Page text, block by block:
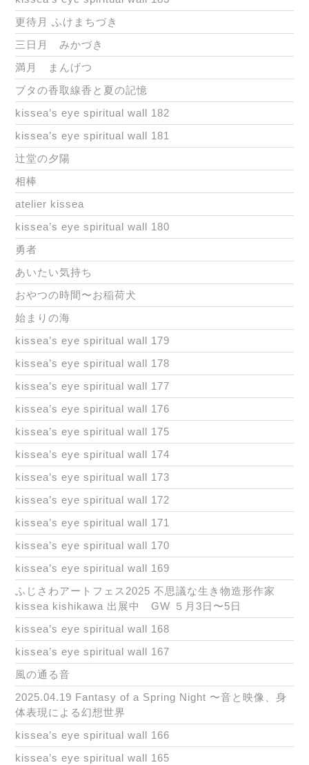
更待月 ふけまちづき
三日月 みかづき
満月 まんげつ
ブタの香取線香と夏の記憶
kissea’s eye spiritual wall 182
kissea’s eye spiritual wall 181
辻堂の夕陽
相棒
atelier kissea
kissea’s eye spiritual wall 180
勇者
あいたい気持ち
おやつの時間〜お稲荷犬
始まりの海
kissea’s eye spiritual wall 179
kissea’s eye spiritual wall 178
kissea’s eye spiritual wall 177
kissea’s eye spiritual wall 176
kissea’s eye spiritual wall 175
kissea’s eye spiritual wall 174
kissea’s eye spiritual wall 173
kissea’s eye spiritual wall 172
kissea’s eye spiritual wall 171
kissea’s eye spiritual wall 170
kissea’s eye spiritual wall 169
ふじさわアートフェス2025 不思議な生き物造形作家
kissea kishikawa 出展中 GW ５月3日〜5日
kissea’s eye spiritual wall 168
kissea’s eye spiritual wall 167
風の通る音
2025.04.19 Fantasy of a Spring Night 〜音と映像、身
体表現による幻想世界
kissea’s eye spiritual wall 166
kissea’s eye spiritual wall 165